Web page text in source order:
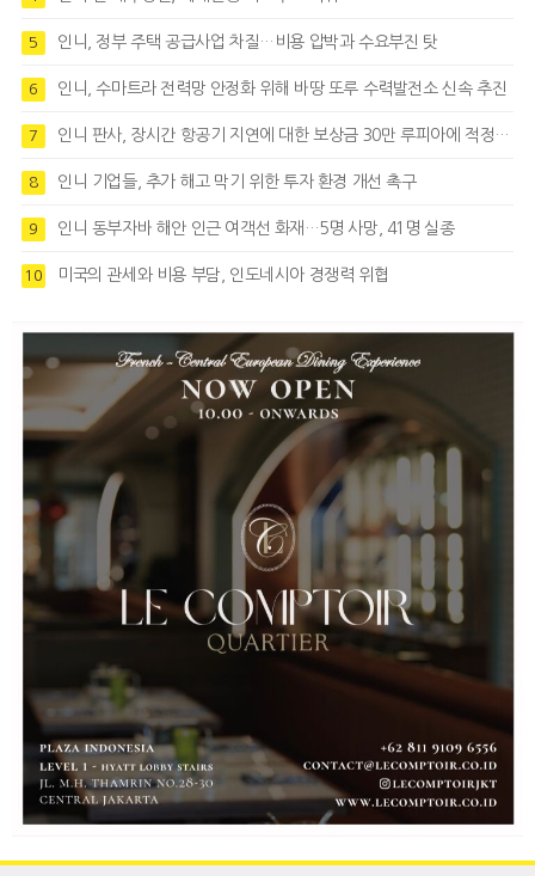
5 인니, 정부 주택 공급사업 차질…비용 압박과 수요부진 탓
6 인니, 수마트라 전력망 안정화 위해 바땅 또루 수력발전소 신속 추진
7 인니 판사, 장시간 항공기 지연에 대한 보상금 30만 루피아에 적정성 제기
8 인니 기업들, 추가 해고 막기 위한 투자 환경 개선 촉구
9 인니 동부자바 해안 인근 여객선 화재…5명 사망, 41명 실종
10 미국의 관세와 비용 부담, 인도네시아 경쟁력 위협